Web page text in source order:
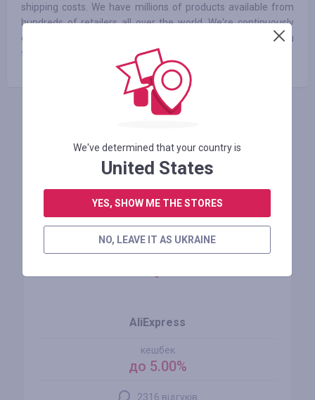
shipping costs. We have millions of products available from
hundreds of retailers all over the world. We're continuously
expanding the products available to customers and hope you
find what you’re looking for!
Схожі магазини
AliExpress
кешбек
до 5.00%
2316 відгуків
We've determined that your country is
United States
YES, SHOW ME THE STORES
NO, LEAVE IT AS UKRAINE